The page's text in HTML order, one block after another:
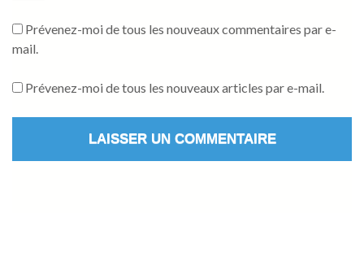
Prévenez-moi de tous les nouveaux commentaires par e-
mail.
Prévenez-moi de tous les nouveaux articles par e-mail.